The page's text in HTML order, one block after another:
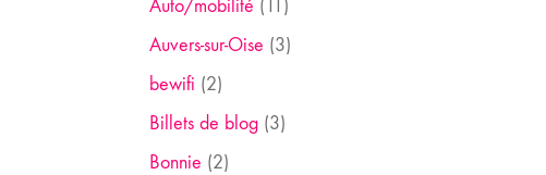
Auto/mobilité (11)
Auvers-sur-Oise (3)
bewifi (2)
Billets de blog(3)
Bonnie (2)